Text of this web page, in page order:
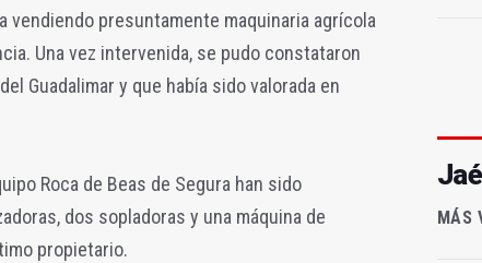
vendiendo presuntamente maquinaria agrícola
Una vez intervenida, se pudo constataron
Guadalimar y que había sido valorada en
Roca de Beas de Segura han sido
dos sopladoras y una máquina de
propietario.
MÁS